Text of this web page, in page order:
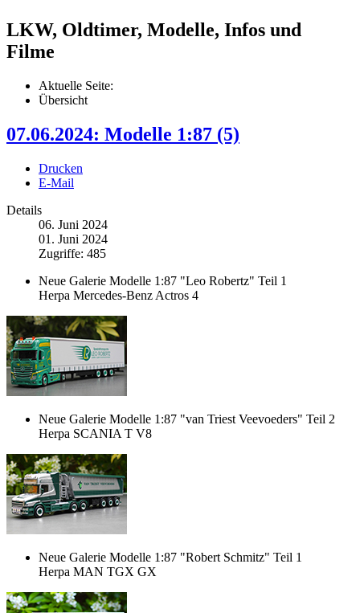
LKW, Oldtimer, Modelle, Infos und
Filme
Aktuelle Seite:
Übersicht
07.06.2024: Modelle 1:87 (5)
Drucken
E-Mail
Details
06. Juni 2024
01. Juni 2024
Zugriffe: 485
Neue Galerie Modelle 1:87 "Leo Robertz" Teil 1
Herpa Mercedes-Benz Actros 4
Neue Galerie Modelle 1:87 "van Triest Veevoeders" Teil 2
Herpa SCANIA T V8
Neue Galerie Modelle 1:87 "Robert Schmitz" Teil 1
Herpa MAN TGX GX